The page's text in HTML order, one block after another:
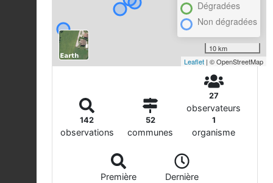
Dégradées
Non dégradées
10 km
Leaflet | © OpenStreetMap
142
observations
52
communes
27
observateurs
1
organisme
Première
Dernière